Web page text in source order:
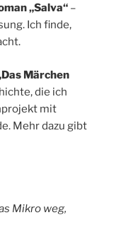
„Salva“ –
Ich finde,
Märchen
die ich
mit
Mehr dazu gibt
Mikro weg,